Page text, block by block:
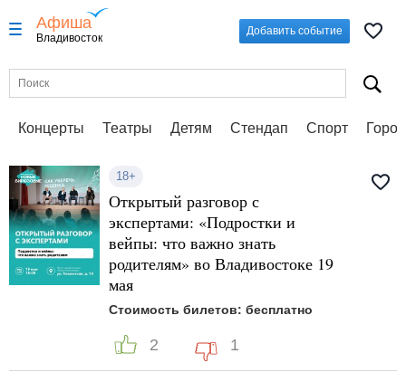
Афиша
Владивосток
Добавить событие
Концерты Театры Детям Стендап Спорт
18+
Открытый разговор с
экспертами: «Подростки и
вейпы: что важно знать
родителям» во Владивостоке 19
мая
Стоимость билетов: бесплатно
2 1